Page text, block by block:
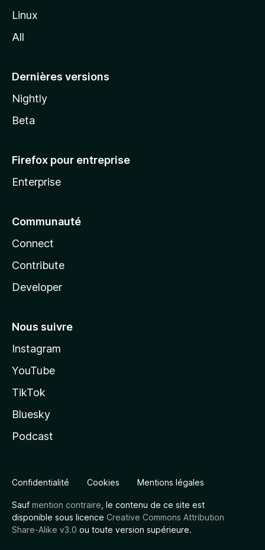
l
Linux
All
Dernières versions
Nightly
Beta
Firefox pour entreprise
Enterprise
Communauté
Connect
Contribute
Developer
Nous suivre
Instagram
YouTube
TikTok
Bluesky
Podcast
Confidentialité Cookies Mentions légales
Sauf mention contraire , le contenu de ce site est
disponible sous licence Creative Commons Attribution
Share-Alike v3.0 ou toute version supérieure.